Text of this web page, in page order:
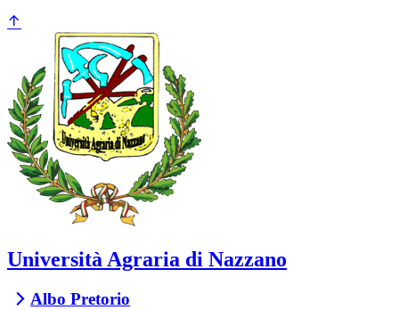
Università Agraria di Nazzano
Albo Pretorio